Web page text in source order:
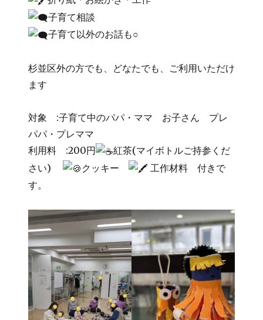
子育て相談
子育て以外のお話も○
杉並区外の方でも、どなたでも、ご利用いただけ
ます
対象 :子育て中のパパ・ママ お子さん プレ
パパ・プレママ
利用料 :200円
紅茶(マイボトルご持参くだ
さい)
クッキー
工作材料 付きで
す。